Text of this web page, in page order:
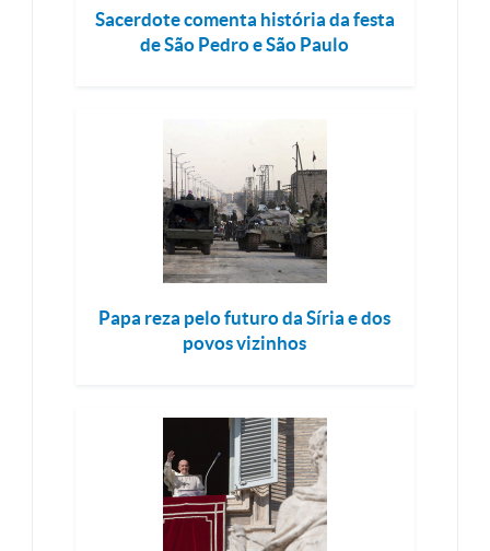
Sacerdote comenta história da festa
de São Pedro e São Paulo
Papa reza pelo futuro da Síria e dos
povos vizinhos